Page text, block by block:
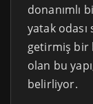
donanımlı
yatak odası
getirmiş bir
olan bu
belirliyor.